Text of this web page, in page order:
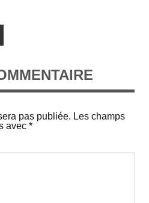
pas publiée. Les champs
avec *